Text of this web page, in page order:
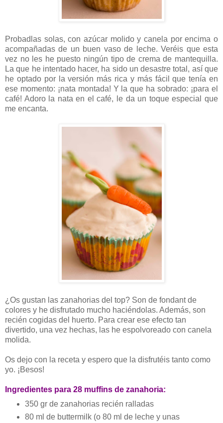
Probadlas solas, con azúcar molido y canela por encima o
acompañadas de un buen vaso de leche. Veréis que esta
vez no les he puesto ningún tipo de crema de mantequilla.
La que he intentado hacer, ha sido un desastre total, así que
he optado por la versión más rica y más fácil que tenía en
ese momento: ¡nata montada! Y la que ha sobrado: ¡para el
café! Adoro la nata en el café, le da un toque especial que
me encanta.
¿Os gustan las zanahorias del top? Son de fondant de
colores y he disfrutado mucho haciéndolas. Además, son
recién cogidas del huerto. Para crear ese efecto tan
divertido, una vez hechas, las he espolvoreado con canela
molida.
Os dejo con la receta y espero que la disfrutéis tanto como
yo. ¡Besos!
Ingredientes para 28 muffins de zanahoria:
350 gr de zanahorias recién ralladas
80 ml de buttermilk(o 80 ml de leche y unas